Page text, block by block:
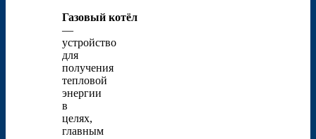
Газовый котёл
—
устройство
для
получения
тепловой
энергии
в
целях,
главным